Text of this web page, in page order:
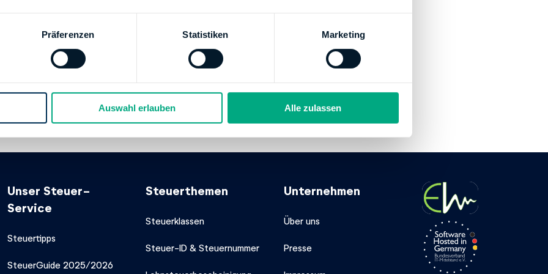
Präferenzen Statistiken Marketing
Auswahl erlauben Alle zulassen
Unser Steuer-
Service
Steuertipps
SteuerGuide 2025/2026
Steuerthemen
Steuerklassen
Steuer-ID & Steuernummer
Unternehmen
Über uns
Presse